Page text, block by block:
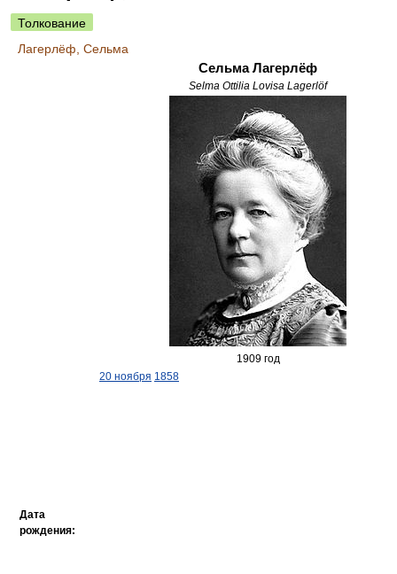
Толкование
Лагерлёф, Сельма
Сельма Лагерлёф
Selma Ottilia Lovisa Lagerlöf
1909 год
Дата
рождения:
20 ноября 1858